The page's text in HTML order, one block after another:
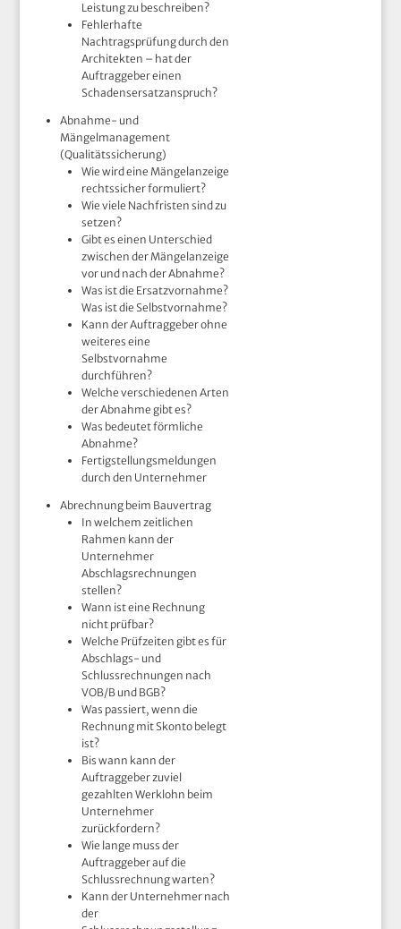
Leistung zu beschreiben?
Fehlerhafte
Nachtragsprüfung durch den
Architekten – hat der
Auftraggeber einen
Schadensersatzanspruch?
Abnahme- und
Mängelmanagement
(Qualitätssicherung)
Wie wird eine Mängelanzeige
rechtssicher formuliert?
Wie viele Nachfristen sind zu
setzen?
Gibt es einen Unterschied
zwischen der Mängelanzeige
vor und nach der Abnahme?
Was ist die Ersatzvornahme?
Was ist die Selbstvornahme?
Kann der Auftraggeber ohne
weiteres eine
Selbstvornahme
durchführen?
Welche verschiedenen Arten
der Abnahme gibt es?
Was bedeutet förmliche
Abnahme?
Fertigstellungsmeldungen
durch den Unternehmer
Abrechnung beim Bauvertrag
In welchem zeitlichen
Rahmen kann der
Unternehmer
Abschlagsrechnungen
stellen?
Wann ist eine Rechnung
nicht prüfbar?
Welche Prüfzeiten gibt es für
Abschlags- und
Schlussrechnungen nach
VOB/B und BGB?
Was passiert, wenn die
Rechnung mit Skonto belegt
ist?
Bis wann kann der
Auftraggeber zuviel
gezahlten Werklohn beim
Unternehmer
zurückfordern?
Wie lange muss der
Auftraggeber auf die
Schlussrechnung warten?
Kann der Unternehmer nach
der